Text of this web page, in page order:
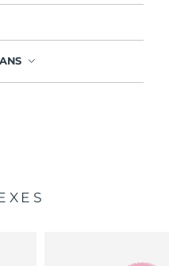
rencontrez des
remplace ce